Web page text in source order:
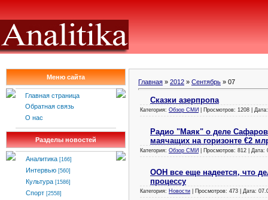
Меню сайта
Главная страница
Обратная связь
О нас
Разделы новостей
Аналитика [166]
Интервью [560]
Культура [1586]
Спорт [2558]
Главная » 2012 » Сентябрь » 07
Сказки азерпропа
Категория: Обзор СМИ | Просмотров: 1208 |
Радио "Маяк" о деле
маячащих на горизонте €2
Категория: Обзор СМИ | Просмотров: 812 | Дата:
ООН все еще надеется, что
процессу
Категория: Новости | Просмотров: 473 | Дата: